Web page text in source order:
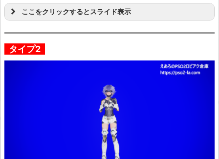
ここをクリックするとスライド表示
タイプ2